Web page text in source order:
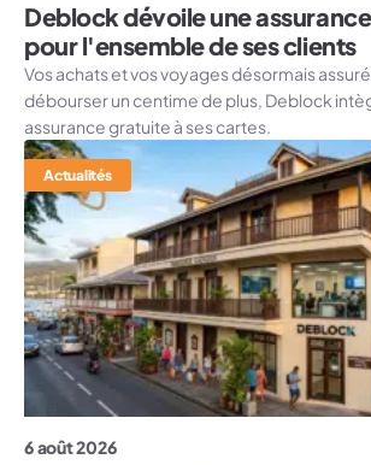
Deblock dévoile une
pour l'ensemble de ses clients
Vos achats et vos voyages désormais
débourser un centime de plus, Deblock
assurance gratuite à ses cartes.
Actualités
6 août 2026